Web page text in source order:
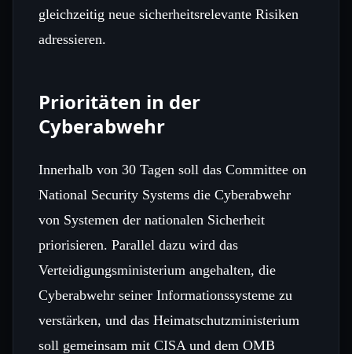
gleichzeitig neue sicherheitsrelevante Risiken
adressieren.
Prioritäten in der
Cyberabwehr
Innerhalb von 30 Tagen soll das Committee on
National Security Systems die Cyberabwehr
von Systemen der nationalen Sicherheit
priorisieren. Parallel dazu wird das
Verteidigungsministerium angehalten, die
Cyberabwehr seiner Informationssysteme zu
verstärken, und das Heimatschutzministerium
soll gemeinsam mit CISA und dem OMB